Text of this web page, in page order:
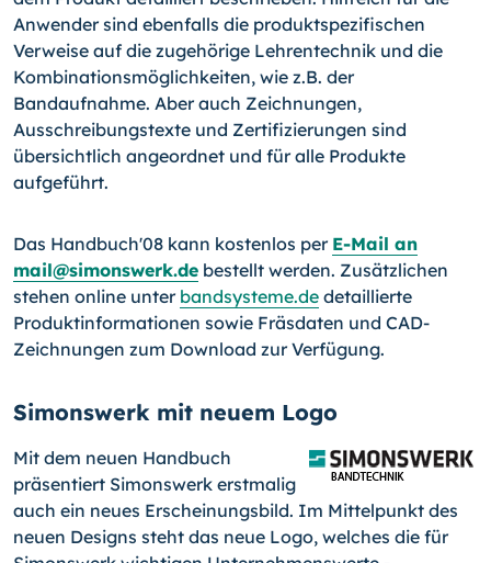
Anwender sind ebenfalls die produktspezifischen
Verweise auf die zugehörige Lehrentechnik und die
Kombinationsmöglichkeiten, wie z.B. der
Bandaufnahme. Aber auch Zeichnungen,
Ausschreibungstexte und Zertifizierungen sind
übersichtlich angeordnet und für alle Produkte
aufgeführt.
Das Handbuch'08 kann kostenlos per E-Mail an
mail@simonswerk.de bestellt werden. Zusätzlichen
stehen online unter bandsysteme.de detaillierte
Produktinformationen sowie Fräsdaten und CAD-
Zeichnungen zum Download zur Verfügung.
Simonswerk mit neuem Logo
Mit dem neuen Handbuch
präsentiert Simonswerk erstmalig
auch ein neues Erscheinungsbild. Im Mittelpunkt des
neuen Designs steht das neue Logo, welches die für